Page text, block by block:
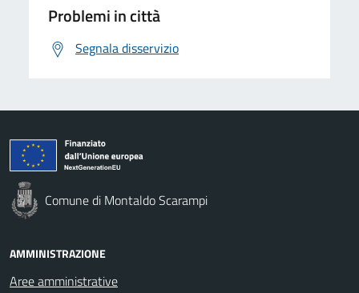
Problemi in città
Segnala disservizio
Comune di Montaldo Scarampi
AMMINISTRAZIONE
Aree amministrative